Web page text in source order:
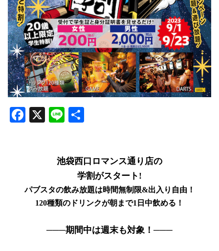
Facebook
X Line
池袋西口ロマンス通り店の
学割がスタート!
パブスタの飲み放題は時間無制限&出入り自由！
120種類のドリンクが朝まで1日中飲める！
───期間中は週末も対象！───